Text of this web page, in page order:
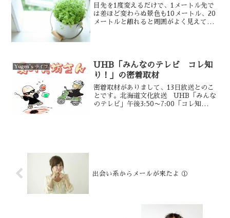
目先を1度変えるだけで、1メートル先で
は差ほど変わらぬ景色も10メートル、20
メートルと離れると周囲がよく見えてき
Yugen's ライフ
UHB「みんなのテレビ コレ知
り！」の密着取材
密着取材がありまして、13日放送とのこ
とです。北海道文化放送 UHB「みんな
のテレビ」午後3:50〜7:00「コレ知
出会い系からメールが来たよ ①